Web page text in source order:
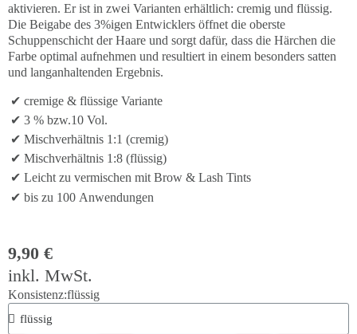
aktivieren. Er ist in zwei Varianten erhältlich: cremig und flüssig.
Die Beigabe des 3%igen Entwicklers öffnet die oberste
Schuppenschicht der Haare und sorgt dafür, dass die Härchen die
Farbe optimal aufnehmen und resultiert in einem besonders satten
und langanhaltenden Ergebnis.
cremige & flüssige Variante
3 % bzw.10 Vol.
Mischverhältnis 1:1 (cremig)
Mischverhältnis 1:8 (flüssig)
Leicht zu vermischen mit Brow & Lash Tints
bis zu 100 Anwendungen
9,90 €
inkl. MwSt.
Konsistenz flüssig